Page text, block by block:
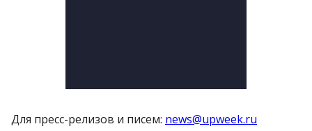
Для пресс-релизов и писем: news@upweek.ru